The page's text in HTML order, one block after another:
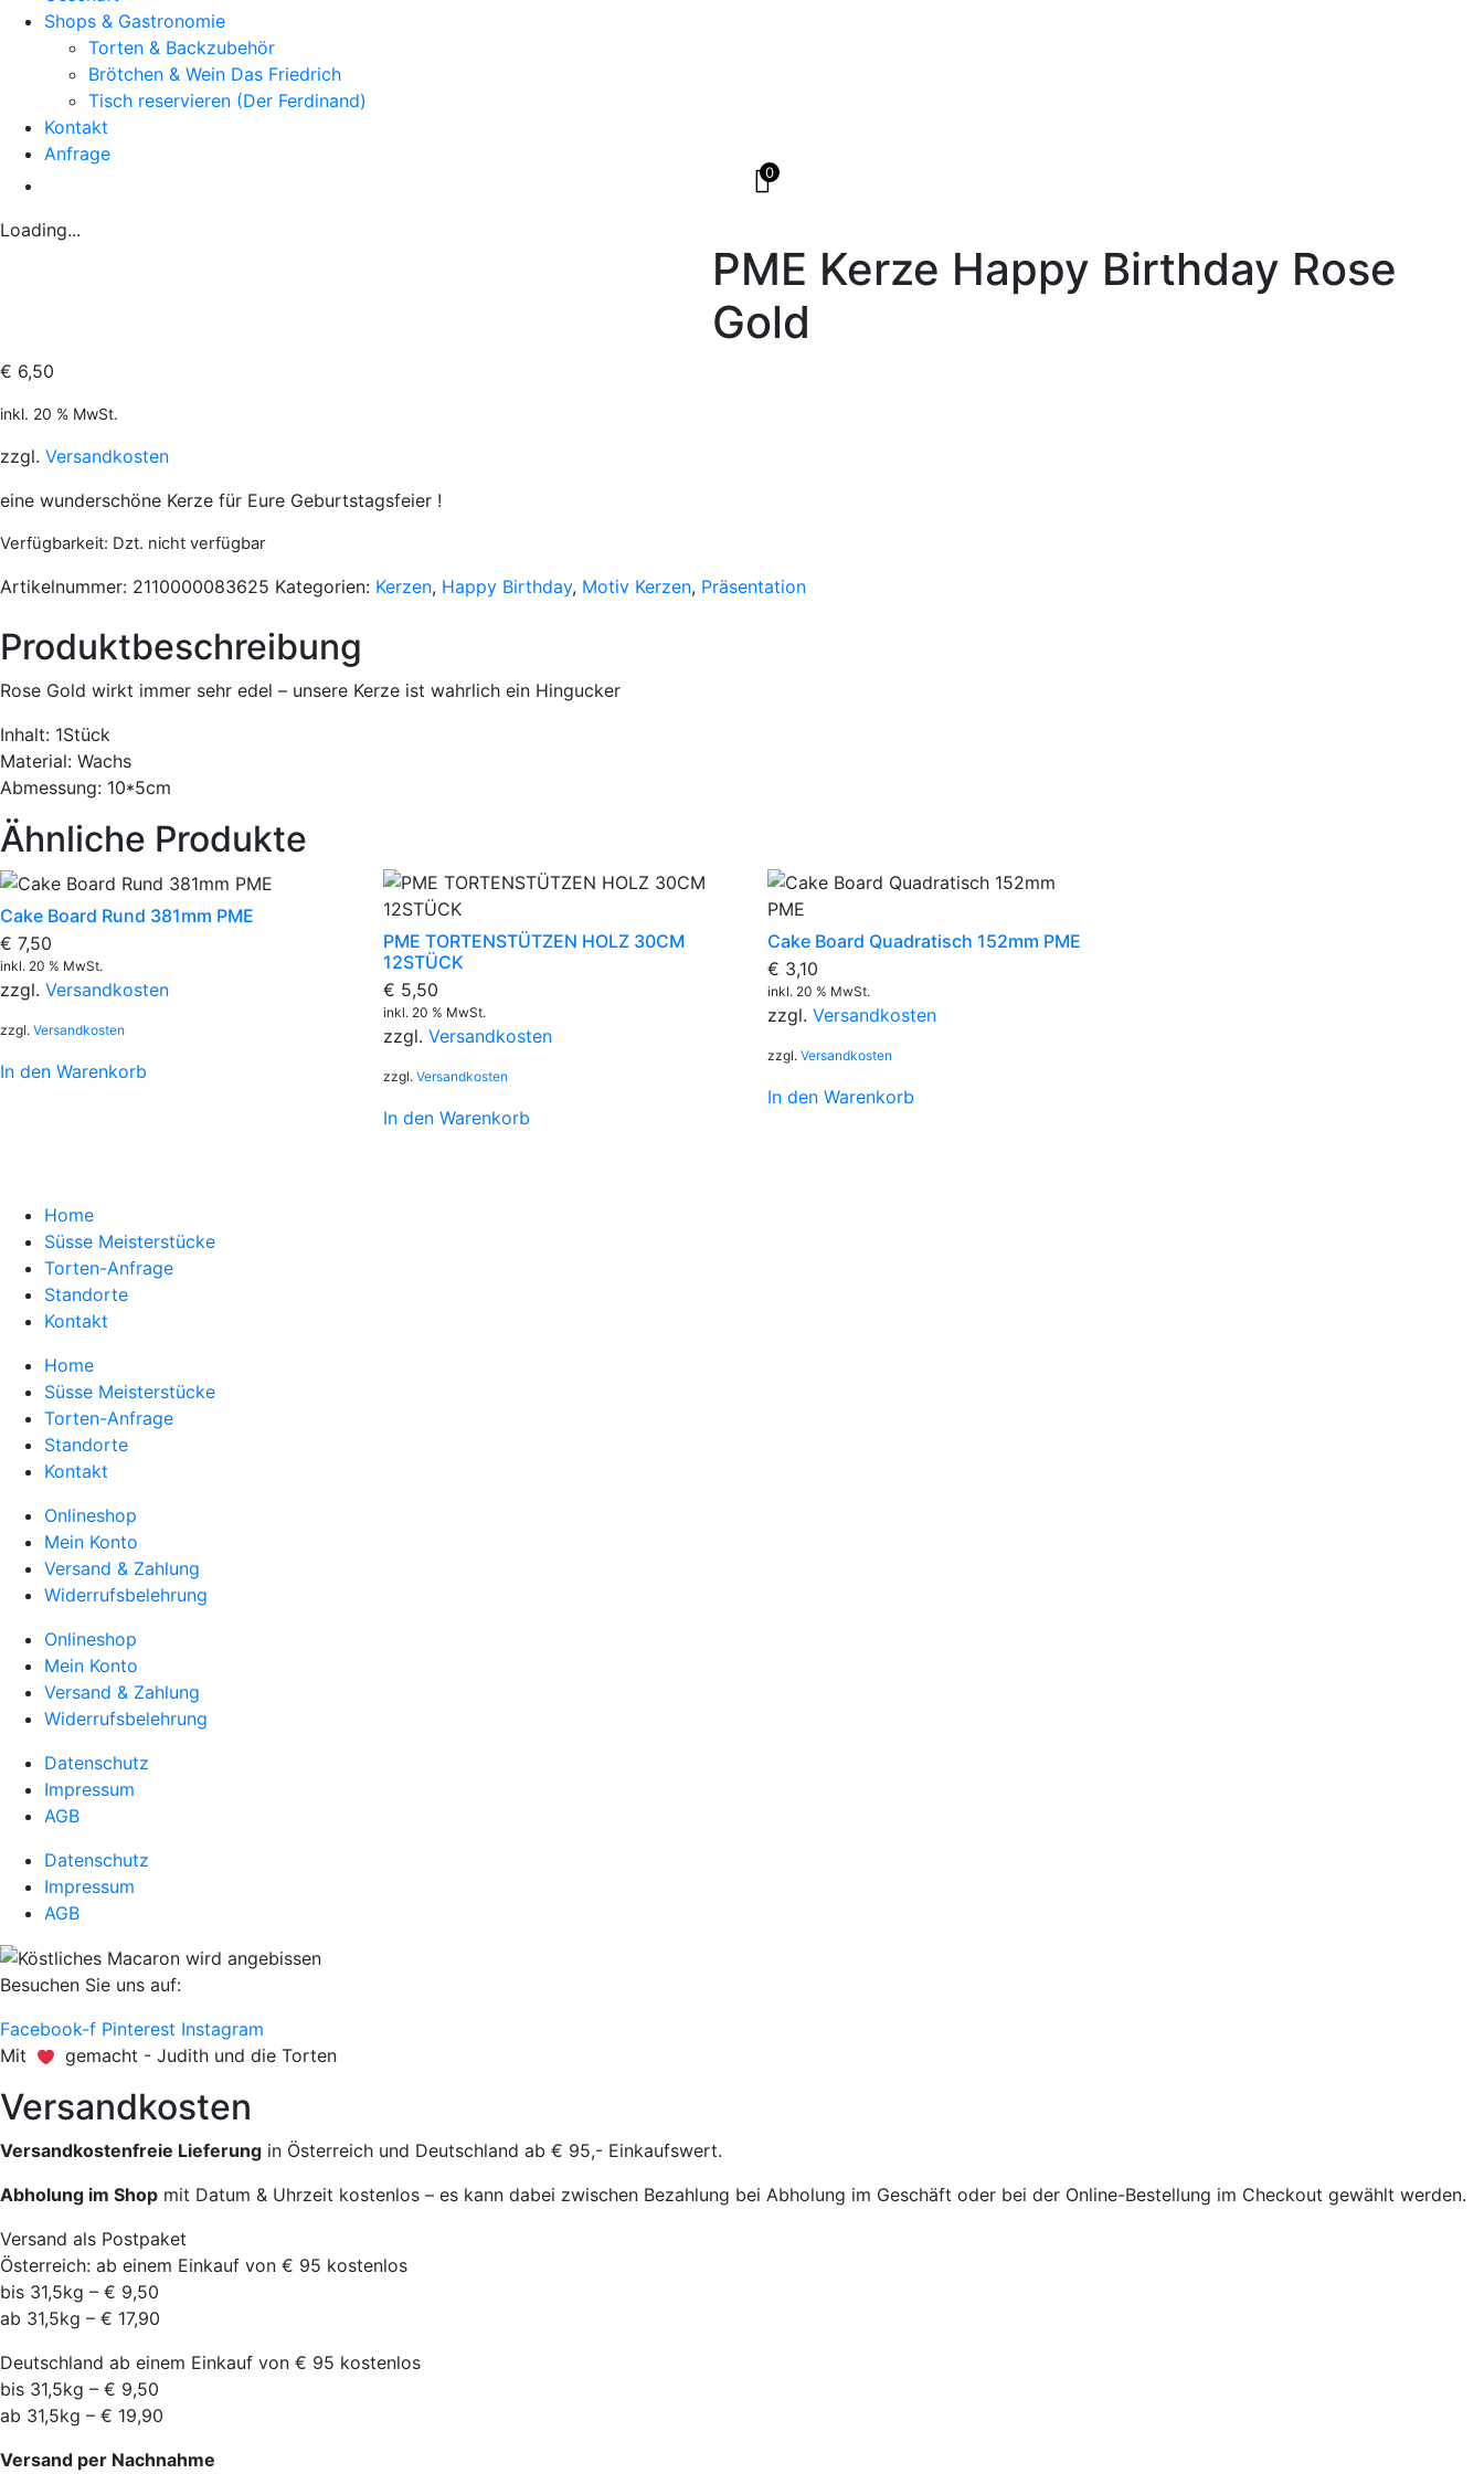
Shops & Gastronomie
Torten & Backzubehör
Brötchen & Wein Das Friedrich
Tisch reservieren (Der Ferdinand)
Kontakt
Anfrage
0
Loading...
PME Kerze Happy Birthday Rose
Gold
€ 6,50
inkl. 20 % MwSt.
zzgl. Versandkosten
eine wunderschöne Kerze für Eure Geburtstagsfeier !
Verfügbarkeit: Dzt. nicht verfügbar
Artikelnummer: 2110000083625 Kategorien: Kerzen, Happy Birthday, Motiv Kerzen, Präsentation
Produktbeschreibung
Rose Gold wirkt immer sehr edel – unsere Kerze ist wahrlich ein Hingucker
Inhalt: 1Stück
Material: Wachs
Abmessung: 10*5cm
Ähnliche Produkte
Cake Board Rund 381mm PME
€ 7,50
inkl. 20 % MwSt.
zzgl. Versandkosten
zzgl. Versandkosten
In den Warenkorb
PME TORTENSTÜTZEN HOLZ 30CM
12STÜCK
€ 5,50
inkl. 20 % MwSt.
zzgl.Versandkosten
zzgl.Versandkosten
In den Warenkorb
Cake Board Quadratisch 152mm PME
€ 3,10
inkl. 20 % MwSt.
zzgl. Versandkosten
zzgl. Versandkosten
In den Warenkorb
Home
Süsse Meisterstücke
Torten-Anfrage
Standorte
Kontakt
Home
Süsse Meisterstücke
Torten-Anfrage
Standorte
Kontakt
Onlineshop
Mein Konto
Versand & Zahlung
Widerrufsbelehrung
Onlineshop
Mein Konto
Versand & Zahlung
Widerrufsbelehrung
Datenschutz
Impressum
AGB
Datenschutz
Impressum
AGB
Besuchen Sie uns auf:
Facebook-f Pinterest Instagram
Mit
gemacht - Judith und die Torten
Versandkosten
Versandkostenfreie Lieferung in Österreich und Deutschland ab € 95,- Einkaufswert.
Abholung im Shop mit Datum & Uhrzeit kostenlos – es kann dabei zwischen Bezahlung bei Abholung im Geschäft oder bei der Online-Bestellung im Checkout gewählt werden.
Versand als Postpaket
Österreich: ab einem Einkauf von € 95 kostenlos
bis 31,5kg – € 9,50
ab 31,5kg – € 17,90
Deutschland ab einem Einkauf von € 95 kostenlos
bis 31,5kg – € 9,50
ab 31,5kg – € 19,90
Versand per Nachnahme